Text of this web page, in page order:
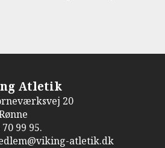
Atletik
20
70 99 95.
atletik.dk